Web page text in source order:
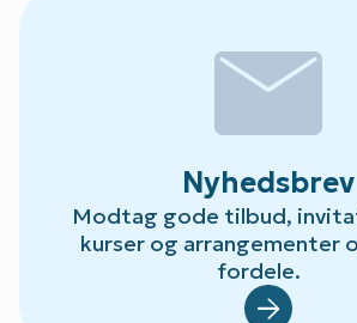
mail
Nyhedsbrev
Modtag gode tilbud,
kurser og arrangementer
fordele.